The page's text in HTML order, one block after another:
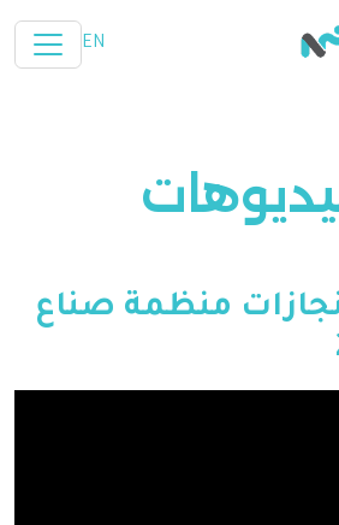
EN
منظمة صناع